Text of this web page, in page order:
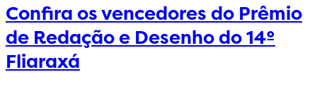
Confira os vencedores do Prêmio
de Redação e Desenho do 14º
Fliaraxá